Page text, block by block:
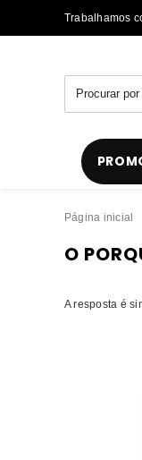
Trabalhamos
Página inicial
O
A resposta é